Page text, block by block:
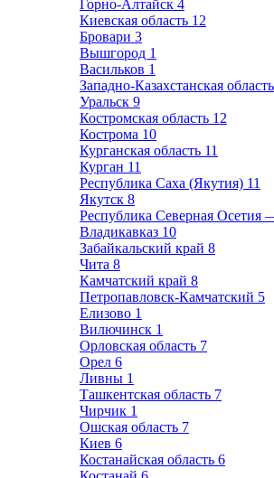
Горно-Алтайск 4
Киевская область 12
Бровари 3
Вышгород 1
Васильков 1
Западно-Казахстанская область
Уральск 9
Костромская область 12
Кострома 10
Курганская область 11
Курган 11
Республика Саха (Якутия) 11
Якутск 8
Республика Северная Осетия
Владикавказ 10
Забайкальский край 8
Чита 8
Камчатский край 8
Петропавловск-Камчатский 5
Елизово 1
Вилючинск 1
Орловская область 7
Орел 6
Ливны 1
Ташкентская область 7
Чирчик 1
Ошская область 7
Киев 6
Костанайская область 6